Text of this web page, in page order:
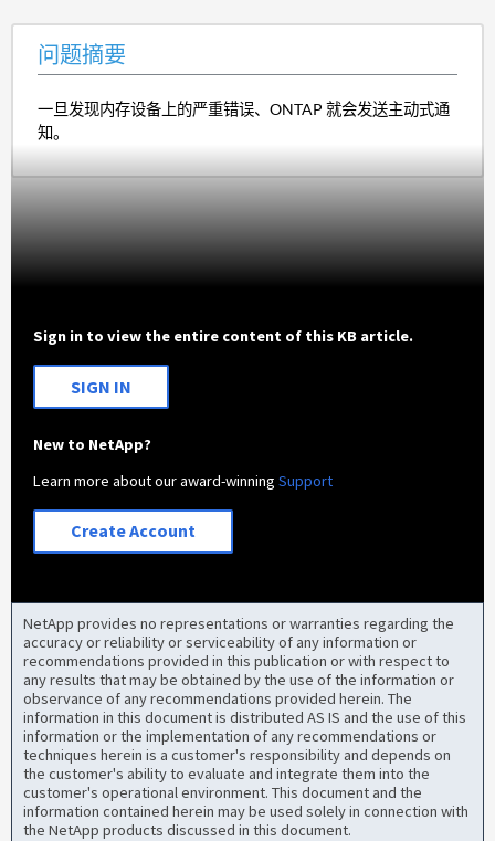
问题摘要
一旦发现内存设备上的严重错误、ONTAP 就会发送主动式通
知。
Sign in to view the entire content of this KB article.
SIGN IN
New to NetApp?
Learn more about our award-winningSupport
Create Account
NetApp provides no representations or warranties regarding the
accuracy or reliability or serviceability of any information or
recommendations provided in this publication or with respect to
any results that may be obtained by the use of the information or
observance of any recommendations provided herein. The
information in this document is distributed AS IS and the use of this
information or the implementation of any recommendations or
techniques herein is a customer's responsibility and depends on
the customer's ability to evaluate and integrate them into the
customer's operational environment. This document and the
information contained herein may be used solely in connection with
the NetApp products discussed in this document.